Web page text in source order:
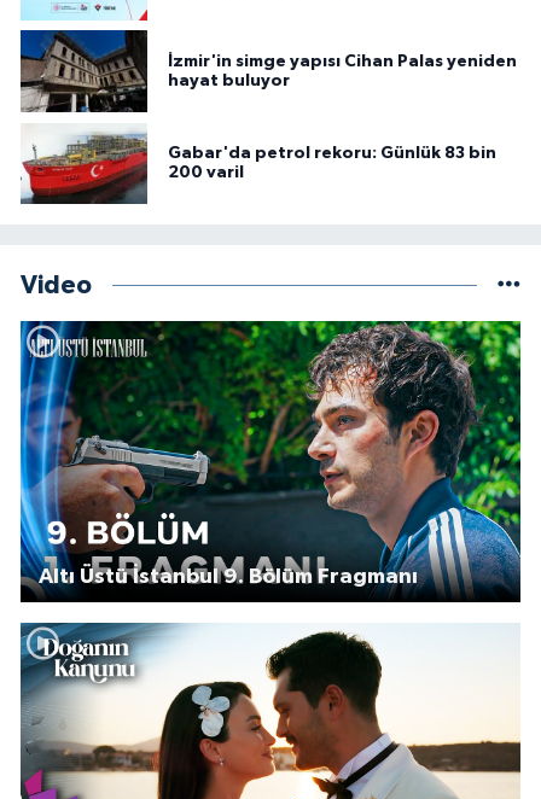
İzmir'in simge yapısı Cihan Palas yeniden
hayat buluyor
Gabar'da petrol rekoru: Günlük 83 bin
200 varil
Video
Altı Üstü İstanbul 9. Bölüm Fragmanı